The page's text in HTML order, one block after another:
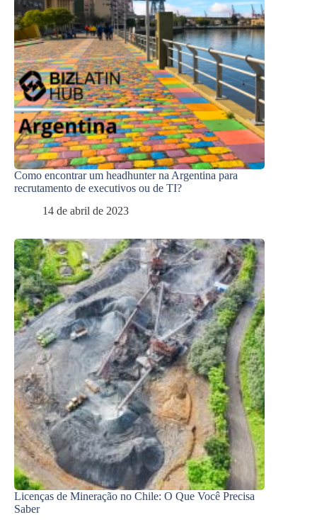
Como encontrar um headhunter na Argentina para
recrutamento de executivos ou de TI?
14 de abril de 2023
Licenças de Mineração no Chile: O Que Você Precisa
Saber